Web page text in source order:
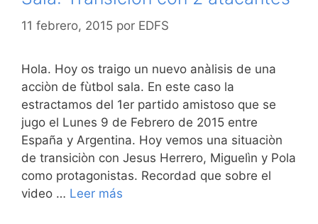
11 febrero, 2015 por EDFS
Hola. Hoy os traigo un nuevo anàlisis de una
acciòn de fùtbol sala. En este caso la
estractamos del 1er partido amistoso que se
jugo el Lunes 9 de Febrero de 2015 entre
España y Argentina. Hoy vemos una situaciòn
de transiciòn con Jesus Herrero, Miguelìn y Pola
como protagonistas. Recordad que sobre el
video … Leer más